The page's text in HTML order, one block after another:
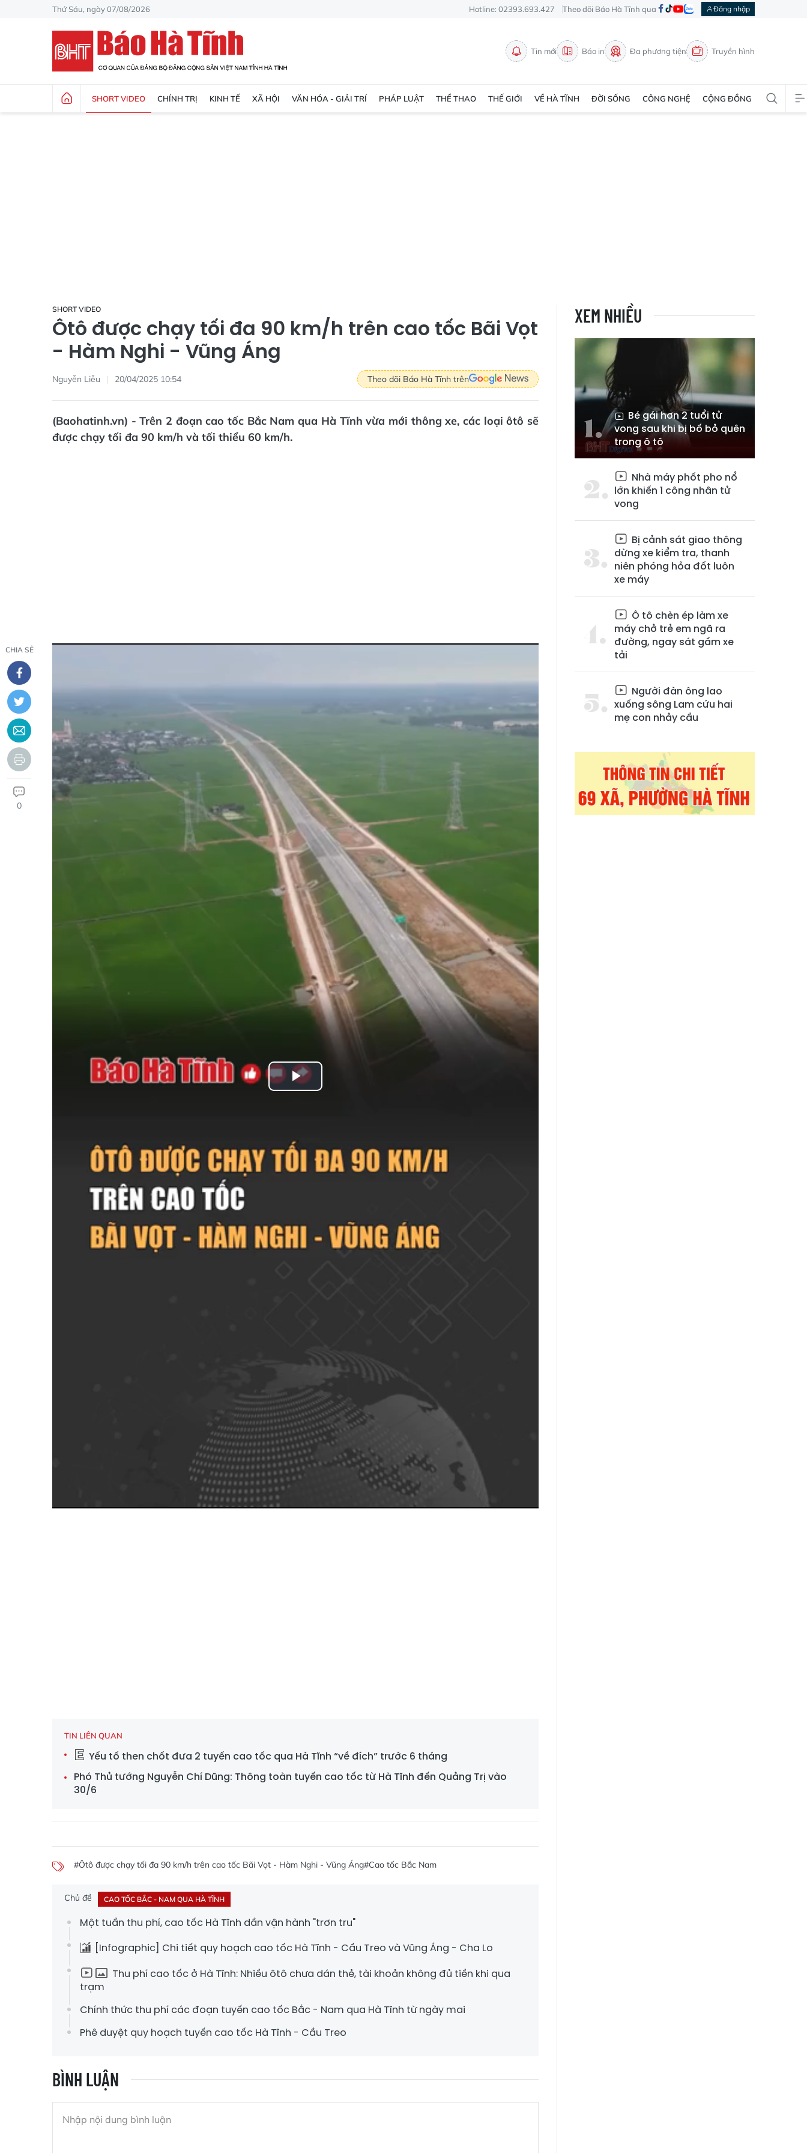
Thứ Sáu, ngày 07/08/2026 Hotline: 02393.693.427 Theo dõi Báo Hà Tĩnh qua Đăng nhập
Tin mới Báo in Đa phương tiện Truyền hình
SHORT VIDEO CHÍNH TRỊ KINH TẾ XÃ HỘI VĂN HÓA - GIẢI TRÍ PHÁP LUẬT THỂ THAO THẾ GIỚI VỀ HÀ TĨNH ĐỜI SỐNG CÔNG NGHỆ CỘNG ĐỒNG
SHORT VIDEO
Ôtô được chạy tối đa 90 km/h trên cao tốc Bãi Vọt
- Hàm Nghi - Vũng Áng
Nguyễn Liễu 20/04/2025 10:54 Theo dõi Báo Hà Tĩnh trên
(Baohatinh.vn) - Trên 2 đoạn cao tốc Bắc Nam qua Hà Tĩnh vừa mới thông xe, các loại ôtô sẽ
được chạy tối đa 90 km/h và tối thiểu 60 km/h.
CHIA SẺ
0
Play
TIN LIÊN QUAN
Yếu tố then chốt đưa 2 tuyến cao tốc qua Hà Tĩnh “về đích” trước 6 tháng
Phó Thủ tướng Nguyễn Chí Dũng: Thông toàn tuyến cao tốc từ Hà Tĩnh đến Quảng Trị vào
30/6
#Ôtô được chạy tối đa 90 km/h trên cao tốc Bãi Vọt - Hàm Nghi - Vũng Áng#Cao tốc Bắc Nam
Chủ đề CAO TỐC BẮC - NAM QUA HÀ TĨNH
Một tuần thu phí, cao tốc Hà Tĩnh dần vận hành "trơn tru"
[Infographic] Chi tiết quy hoạch cao tốc Hà Tĩnh - Cầu Treo và Vũng Áng - Cha Lo
Thu phí cao tốc ở Hà Tĩnh: Nhiều ôtô chưa dán thẻ, tài khoản không đủ tiền khi qua
trạm
Chính thức thu phí các đoạn tuyến cao tốc Bắc - Nam qua Hà Tĩnh từ ngày mai
Phê duyệt quy hoạch tuyến cao tốc Hà Tĩnh - Cầu Treo
BÌNH LUẬN
XEM NHIỀU
Bé gái hơn 2 tuổi tử
vong sau khi bị bố bỏ quên
trong ô tô
Nhà máy phốt pho nổ
lớn khiến 1 công nhân tử
vong
Bị cảnh sát giao thông
dừng xe kiểm tra, thanh
niên phóng hỏa đốt luôn
xe máy
Ô tô chèn ép làm xe
máy chở trẻ em ngã ra
đường, ngay sát gầm xe
tải
Người đàn ông lao
xuống sông Lam cứu hai
mẹ con nhảy cầu